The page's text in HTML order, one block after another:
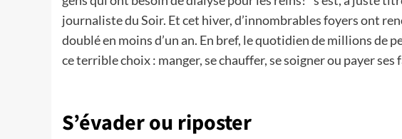
journaliste du Soir. Et cet hiver, d’innombrables foyers ont
doublé en moins d’un an. En bref, le quotidien de millions de
ce terrible choix : manger, se chauffer, se soigner ou payer ses
S’évader ou riposter